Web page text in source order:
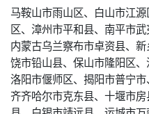
马鞍山市雨山区、白山市江
区、漳州市平和县、南平市
内蒙古乌兰察布市卓资县、
饶市铅山县、保山市隆阳区、
洛阳市偃师区、揭阳市普宁
齐齐哈尔市克东县、十堰市